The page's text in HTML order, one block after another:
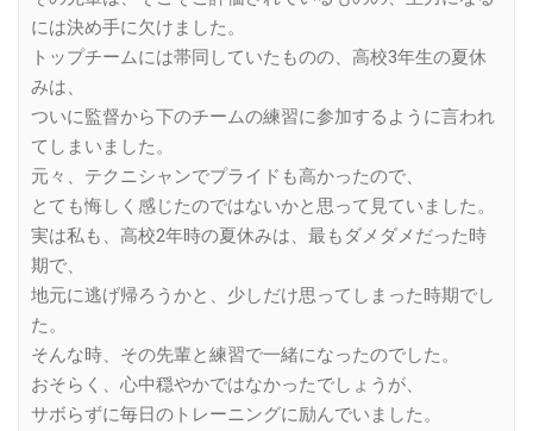
には決め手に欠けました。
トップチームには帯同していたものの、高校3年生の夏休
みは、
ついに監督から下のチームの練習に参加するように言われ
てしまいました。
元々、テクニシャンでプライドも高かったので、
とても悔しく感じたのではないかと思って見ていました。
実は私も、高校2年時の夏休みは、最もダメダメだった時
期で、
地元に逃げ帰ろうかと、少しだけ思ってしまった時期でし
た。
そんな時、その先輩と練習で一緒になったのでした。
おそらく、心中穏やかではなかったでしょうが、
サボらずに毎日のトレーニングに励んでいました。